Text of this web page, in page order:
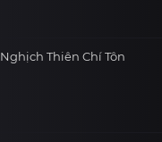
Nghịch Thiên Chí Tôn